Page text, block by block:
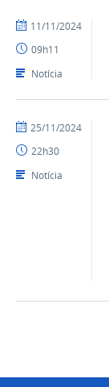
por
-
SEAD
publicado
11/11/2024
09h11
Notícia
por
-
SEAD
publicado
25/11/2024
22h30
Notícia